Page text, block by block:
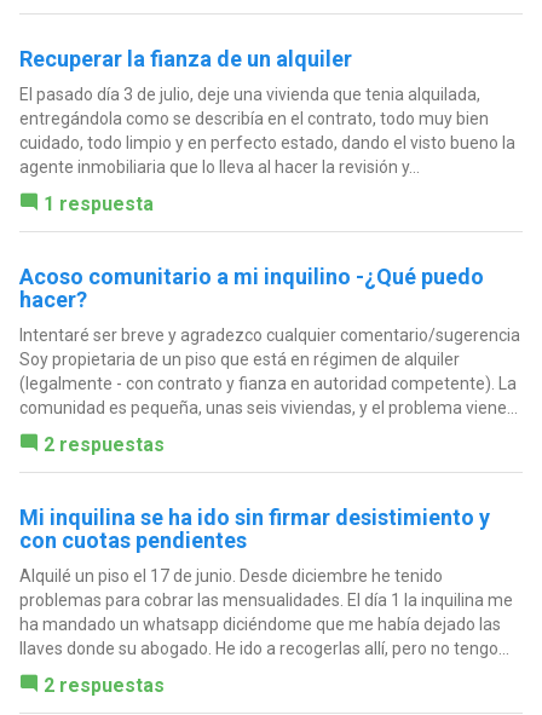
Recuperar la fianza de un alquiler
El pasado día 3 de julio, deje una vivienda que tenia alquilada,
entregándola como se describía en el contrato, todo muy bien
cuidado, todo limpio y en perfecto estado, dando el visto bueno la
agente inmobiliaria que lo lleva al hacer la revisión y...
1 respuesta
Acoso comunitario a mi inquilino -¿Qué puedo
hacer?
Intentaré ser breve y agradezco cualquier comentario/sugerencia
Soy propietaria de un piso que está en régimen de alquiler
(legalmente - con contrato y fianza en autoridad competente). La
comunidad es pequeña, unas seis viviendas, y el problema viene...
2 respuestas
Mi inquilina se ha ido sin firmar desistimiento y
con cuotas pendientes
Alquilé un piso el 17 de junio. Desde diciembre he tenido
problemas para cobrar las mensualidades. El día 1 la inquilina me
ha mandado un whatsapp diciéndome que me había dejado las
llaves donde su abogado. He ido a recogerlas allí, pero no tengo...
2 respuestas